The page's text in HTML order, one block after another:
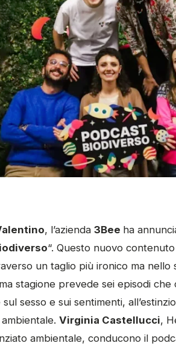
, l’azienda 3Bee ha
“. Questo nuovo
un taglio più ironico ma nello
stagione prevede sei episodi
sesso e sui sentimenti,
Virginia Castellucci,
ambientale, conducono il